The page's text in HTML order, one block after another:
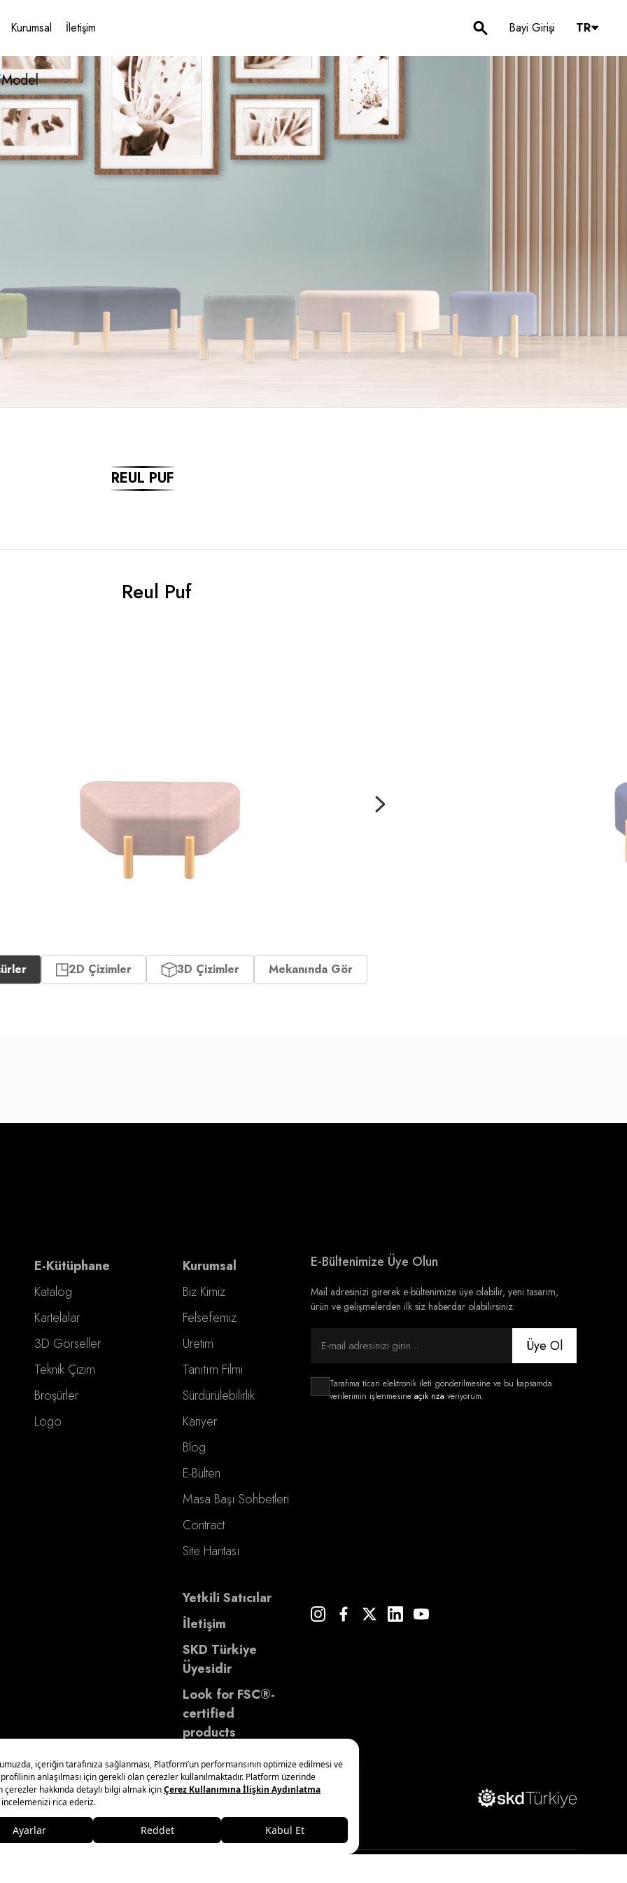
Kurumsal İletişim Bayi Girişi TR
Model
REUL PUF
Reul Puf
2D Çizimler 3D Çizimler Mekanında Gör
E-Bültenimize Üye Olun
Mail adresinizi girerek e-bültenimize üye olabilir, yeni tasarım,
ürün ve gelişmelerden ilk siz haberdar olabilirsiniz.
Üye Ol
Tarafıma ticari elektronik ileti gönderilmesine ve bu kapsamda
verilerimin işlenmesine açık rıza veriyorum.
E-Kütüphane
Katalog
Kartelalar
3D Görseller
Teknik Çizim
Broşürler
Logo
Kurumsal
Biz Kimiz
Felsefemiz
Üretim
Tanıtım Filmi
Sürdürülebilirlik
Kariyer
Blog
E-Bülten
Masa Başı Sohbetleri
Contract
Site Haritası
Yetkili Satıcılar
İletişim
SKD Türkiye
Üyesidir
Look for FSC®-
certified
products